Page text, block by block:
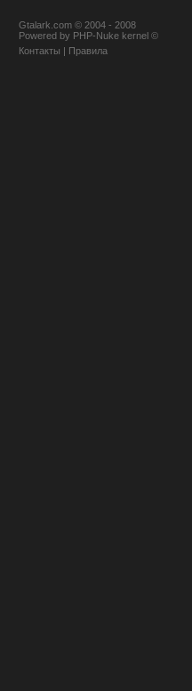
Gtalark.com © 2004 - 2008
Powered by PHP-Nuke kernel ©
Контакты | Правила